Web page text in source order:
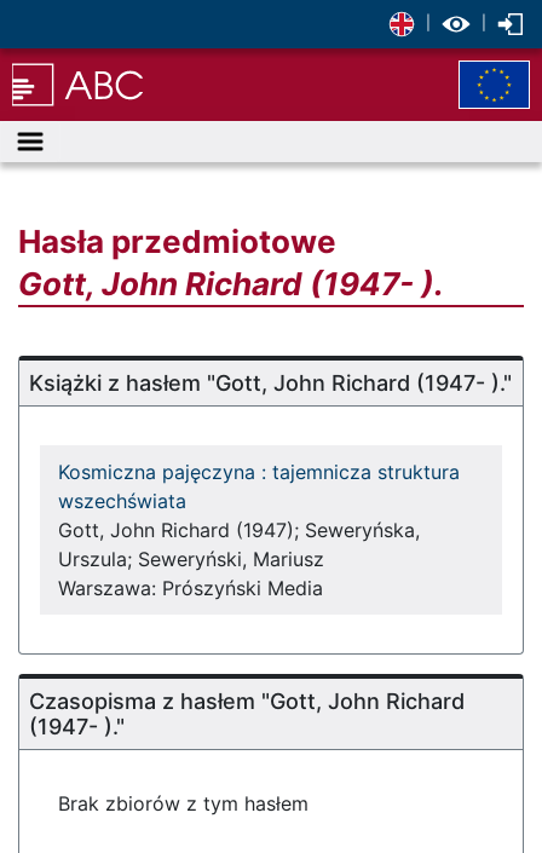
Menu
Hasła przedmiotowe
Gott, John Richard (1947- ).
Książki z hasłem "Gott, John Richard (1947- )."
Kosmiczna pajęczyna : tajemnicza struktura
wszechświata
Gott, John Richard (1947); Seweryńska,
Urszula; Seweryński, Mariusz
Warszawa: Prószyński Media
Czasopisma z hasłem "Gott, John Richard
(1947- )."
Brak zbiorów z tym hasłem